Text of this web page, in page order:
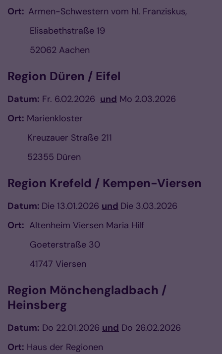
Ort: Armen-Schwestern vom hl. Franziskus,
Elisabethstraße 19
52062 Aachen
Region Düren / Eifel
Datum: Fr. 6.02.2026 und Mo 2.03.2026
Ort: Marienkloster
Kreuzauer Straße 211
52355 Düren
Region Krefeld / Kempen-Viersen
Datum: Die 13.01.2026 und Die 3.03.2026
Ort: Altenheim Viersen Maria Hilf
Goeterstraße 30
41747 Viersen
Region Mönchengladbach /
Heinsberg
Datum: Do 22.01.2026 und Do 26.02.2026
Ort: Haus der Regionen